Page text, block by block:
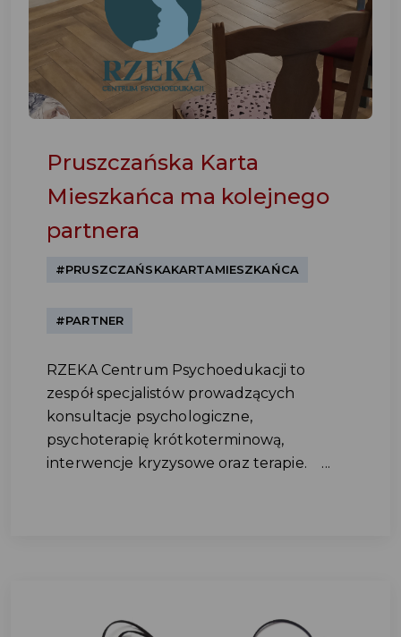
Pruszczańska Karta
Mieszkańca ma kolejnego
partnera
#PRUSZCZAŃSKAKARTAMIESZKAŃCA
#PARTNER
RZEKA Centrum Psychoedukacji to
zespół specjalistów prowadzących
konsultacje psychologiczne,
psychoterapię krótkoterminową,
interwencje kryzysowe oraz terapie. ...